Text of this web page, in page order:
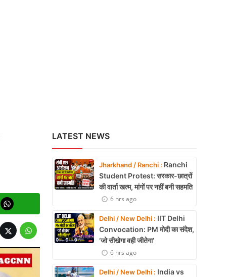
LATEST NEWS
Jharkhand / Ranchi : Ranchi
Student Protest: सरकार-छात्रों
की वार्ता खत्म, मांगों पर नहीं बनी सहमति
6 hrs ago
Delhi / New Delhi : IIT Delhi
Convocation: PM मोदी का संदेश,
‘जो सीखेगा वही जीतेगा’
6 hrs ago
Delhi / New Delhi : India vs